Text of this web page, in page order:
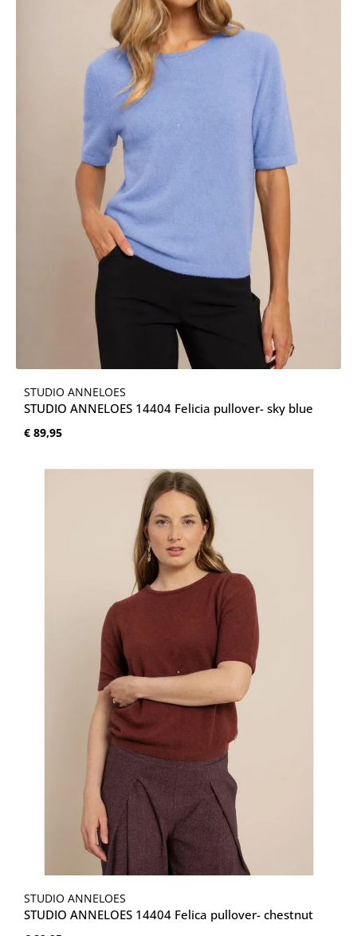
STUDIO ANNELOES
STUDIO ANNELOES 14404 Felicia pullover- sky blue
Normale prijs:
€ 89,95
STUDIO ANNELOES
STUDIO ANNELOES 14404 Felica pullover- chestnut